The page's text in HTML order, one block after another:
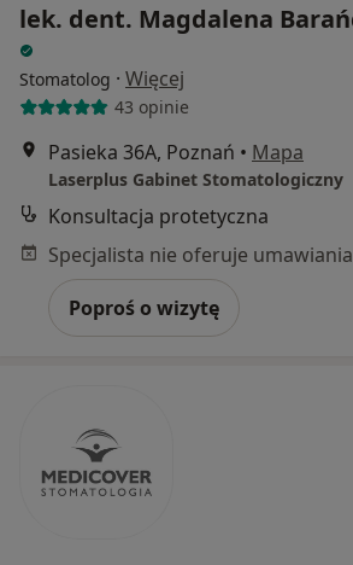
lek. dent. Magdalena
Stomatolog · Więcej
43 opinie
Pasieka 36A, Poznań • Mapa
Laserplus Gabinet Stomatologiczny
Konsultacja protetyczna
Poproś o wizytę